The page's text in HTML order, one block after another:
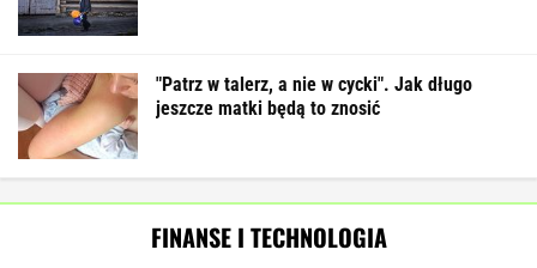
"Patrz w talerz, a nie w cycki". Jak długo
jeszcze matki będą to znosić
FINANSE I TECHNOLOGIA